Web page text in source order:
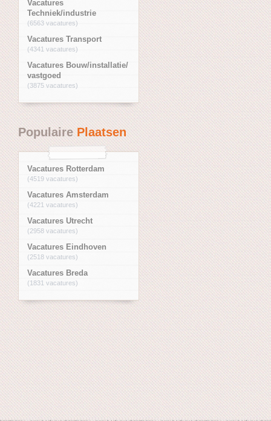
Vacatures
Techniek/industrie
(6563 vacatures)
Vacatures Transport
(4341 vacatures)
Vacatures Bouw/installatie/
vastgoed
(3875 vacatures)
PopulairePlaatsen
Vacatures Rotterdam
(4519 vacatures)
Vacatures Amsterdam
(4221 vacatures)
Vacatures Utrecht
(2958 vacatures)
Vacatures Eindhoven
(2518 vacatures)
Vacatures Breda
(1831 vacatures)